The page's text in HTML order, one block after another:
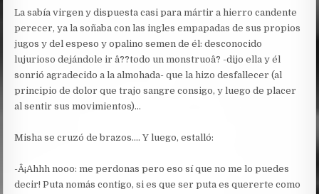
La sabía virgen y dispuesta casi para mártir a hierro candente
perecer, ya la soñaba con las ingles empapadas de sus propios
jugos y del espeso y opalino semen de él: desconocido
lujurioso dejándole ir â??todo un monstruoâ? -dijo ella y él
sonrió agradecido a la almohada- que la hizo desfallecer (al
principio de dolor que trajo sangre consigo, y luego de placer
al sentir sus movimientos)…
Misha se cruzó de brazos…. Y luego, estalló:
-Â¡Ahhh nooo: me perdonas pero eso sí que no me lo puedes
decir! Puta nomás contigo, si es que ser puta es quererte como